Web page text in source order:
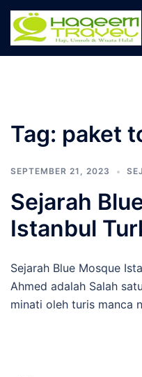
Skip
content
Tag: paket
SEPTEMBER 21, 2023
Sejarah
Istanbul
Sejarah Blue Mosque
Ahmed adalah Salah
minati oleh turis manca